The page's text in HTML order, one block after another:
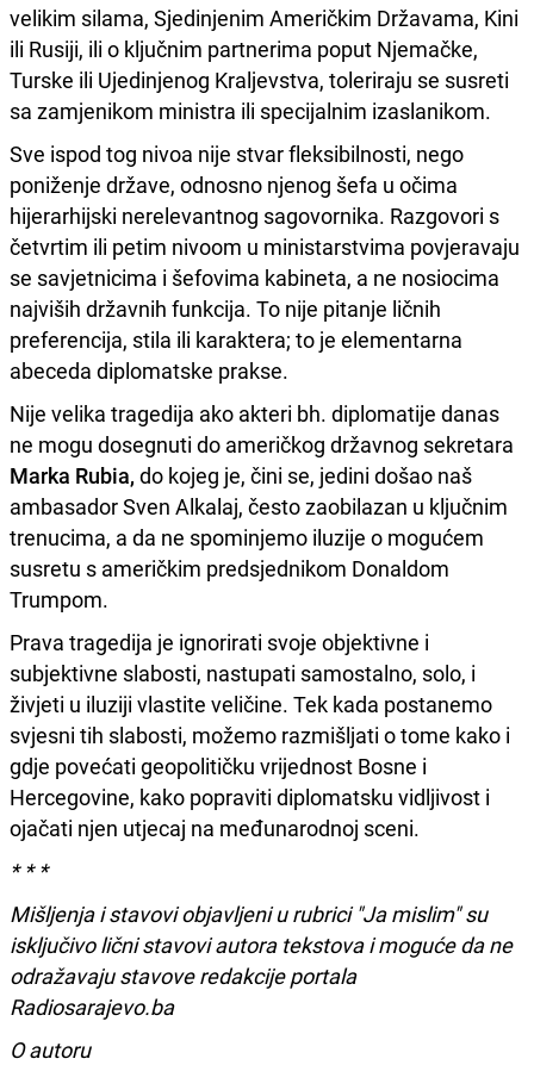
velikim silama, Sjedinjenim Američkim Državama, Kini
ili Rusiji, ili o ključnim partnerima poput Njemačke,
Turske ili Ujedinjenog Kraljevstva, toleriraju se susreti
sa zamjenikom ministra ili specijalnim izaslanikom.
Sve ispod tog nivoa nije stvar fleksibilnosti, nego
poniženje države, odnosno njenog šefa u očima
hijerarhijski nerelevantnog sagovornika. Razgovori s
četvrtim ili petim nivoom u ministarstvima povjeravaju
se savjetnicima i šefovima kabineta, a ne nosiocima
najviših državnih funkcija. To nije pitanje ličnih
preferencija, stila ili karaktera; to je elementarna
abeceda diplomatske prakse.
Nije velika tragedija ako akteri bh. diplomatije danas
ne mogu dosegnuti do američkog državnog sekretara
Marka Rubia, do kojeg je, čini se, jedini došao naš
ambasador Sven Alkalaj, često zaobilazan u ključnim
trenucima, a da ne spominjemo iluzije o mogućem
susretu s američkim predsjednikom Donaldom
Trumpom.
Prava tragedija je ignorirati svoje objektivne i
subjektivne slabosti, nastupati samostalno, solo, i
živjeti u iluziji vlastite veličine. Tek kada postanemo
svjesni tih slabosti, možemo razmišljati o tome kako i
gdje povećati geopolitičku vrijednost Bosne i
Hercegovine, kako popraviti diplomatsku vidljivost i
ojačati njen utjecaj na međunarodnoj sceni.
* * *
Mišljenja i stavovi objavljeni u rubrici "Ja mislim" su
isključivo lični stavovi autora tekstova i moguće da ne
odražavaju stavove redakcije portala
Radiosarajevo.ba
O autoru